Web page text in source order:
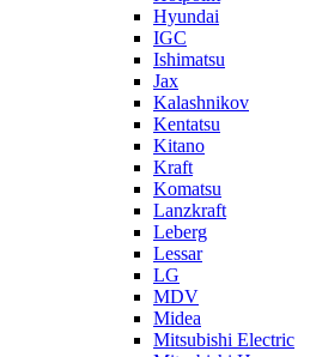
Hyundai
IGC
Ishimatsu
Jax
Kalashnikov
Kentatsu
Kitano
Kraft
Komatsu
Lanzkraft
Leberg
Lessar
LG
MDV
Midea
Mitsubishi Electric